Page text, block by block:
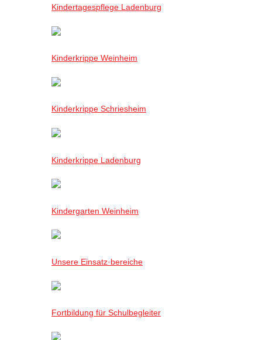
Kindertagespflege Ladenburg
Kinderkrippe Weinheim
Kinderkrippe Schriesheim
Kinderkrippe Ladenburg
Kindergarten Weinheim
Unsere Einsatz·bereiche
Fortbildung für Schulbegleiter